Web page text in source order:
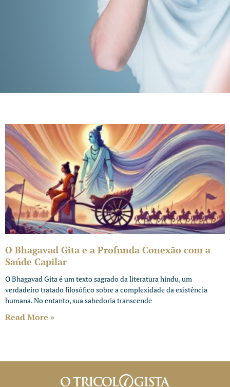
O Bhagavad Gita e a Profunda Conexão com a
Saúde Capilar
O Bhagavad Gita é um texto sagrado da literatura hindu, um
verdadeiro tratado filosófico sobre a complexidade da existência
humana. No entanto, sua sabedoria transcende
Read More »